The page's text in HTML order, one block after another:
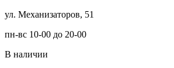
ул. Механизаторов, 51
пн-вс 10-00 до 20-00
В наличии